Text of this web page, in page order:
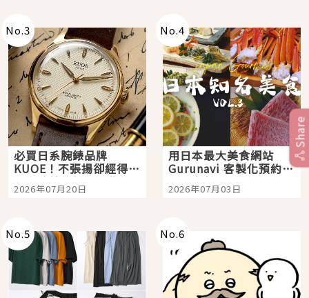
No.3
必買日系腕錶品牌
KUOE！不張揚卻經得起
時間洗鍊的經典之作五
選
2026年07月20日
No.4
用日本最大美食網站
Gurunavi 客製化預約九
大都市餐廳，打造專屬
美食體驗！
2026年07月03日
No.5 No.6
Share